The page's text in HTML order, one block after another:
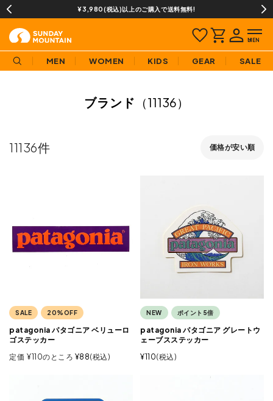
13時までのご注文で即日発送(営業日に限ります)
MEN WOMEN KIDS GEAR SALE
ブランド （11136）
価格が安い順
11136
SALE 20%OFF
patagonia パタゴニア ベリューロ
ゴステッカー
定価 ¥110のところ ¥88 税込
NEW ポイント5倍
patagonia パタゴニア グレートウ
ェーブスステッカー
¥110 税込